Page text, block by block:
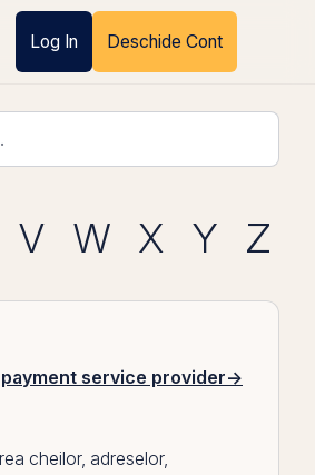
Log In Deschide Cont
V W X Y Z
service provider→
cheilor, adreselor,